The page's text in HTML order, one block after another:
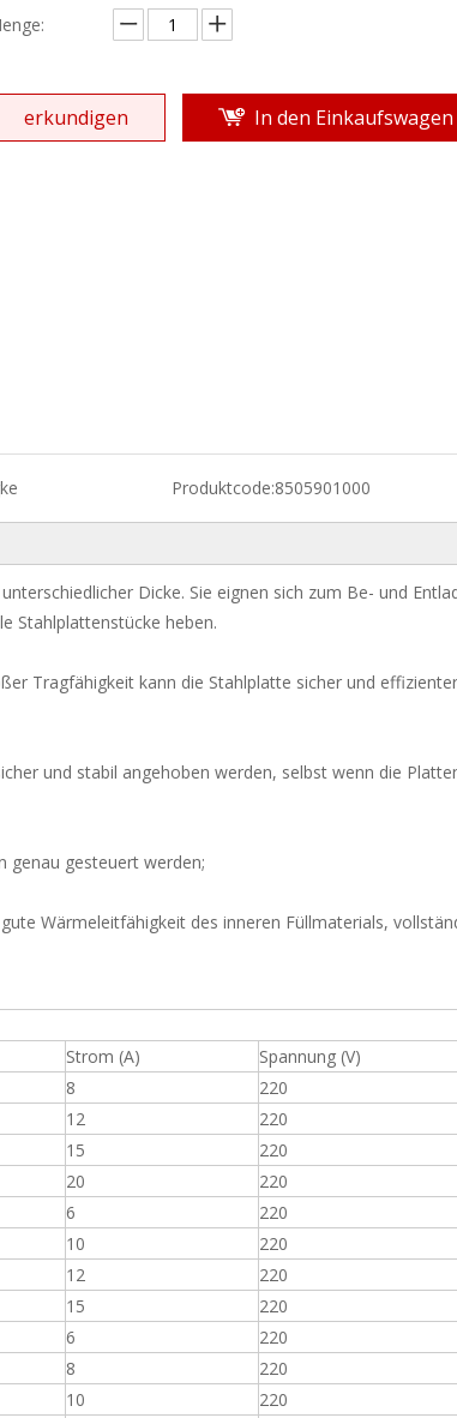
erkundigen In den Einkaufswagen
Produktcode:8505901000
Dicke. Sie eignen sich zum Be- und
Stahlplattenstücke heben.
Tragfähigkeit kann die Stahlplatte sicher und effizienter
und stabil angehoben werden, selbst wenn die
genau gesteuert werden;
Wärmeleitfähigkeit des inneren Füllmaterials,
Strom (A)
Spannung (V)
8
220
12
220
15
220
20
220
6
220
10
220
12
220
15
220
6
220
8
220
10
220